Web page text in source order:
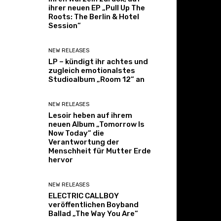
ihrer neuen EP „Pull Up The
Roots: The Berlin & Hotel
Session“
NEW RELEASES
LP – kündigt ihr achtes und
zugleich emotionalstes
Studioalbum „Room 12“ an
NEW RELEASES
Lesoir heben auf ihrem
neuen Album „Tomorrow Is
Now Today“ die
Verantwortung der
Menschheit für Mutter Erde
hervor
NEW RELEASES
ELECTRIC CALLBOY
veröffentlichen Boyband
Ballad „The Way You Are“